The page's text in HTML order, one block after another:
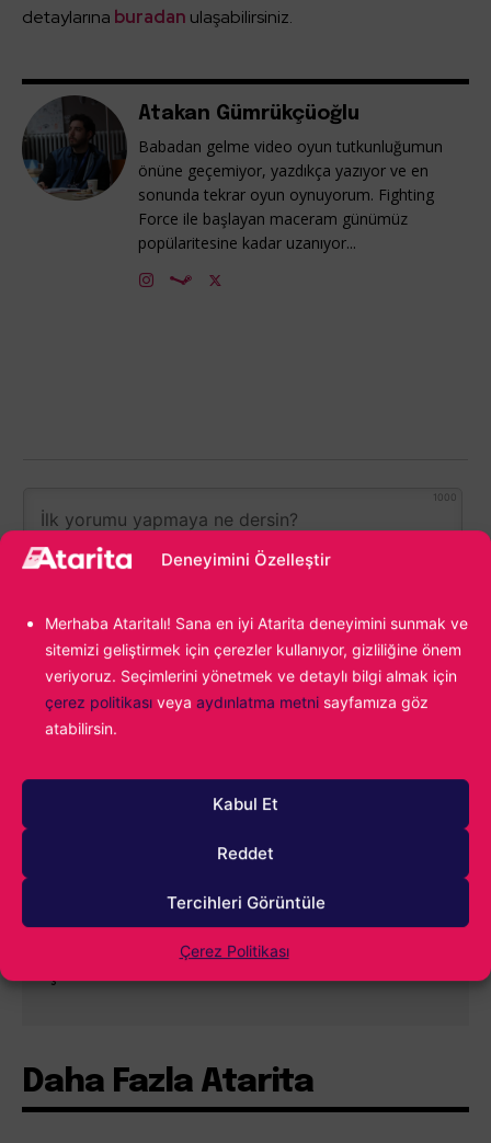
Deneyimini Özelleştir
Merhaba Ataritalı! Sana en iyi Atarita deneyimini sunmak ve
sitemizi geliştirmek için çerezler kullanıyor, gizliliğine önem
veriyoruz. Seçimlerini yönetmek ve detaylı bilgi almak için
çerez politikası veya aydınlatma metni sayfamıza göz
atabilirsin.
Kabul Et
Reddet
Tercihleri Görüntüle
Çerez Politikası
detaylarına buradan ulaşabilirsiniz.
Atakan Gümrükçüoğlu
Babadan gelme video oyun tutkunluğumun
önüne geçemiyor, yazdıkça yazıyor ve en
sonunda tekrar oyun oynuyorum. Fighting
Force ile başlayan maceram günümüz
popülaritesine kadar uzanıyor...
1000
YORUM
İçindekilerGöster
Daha Fazla Atarita